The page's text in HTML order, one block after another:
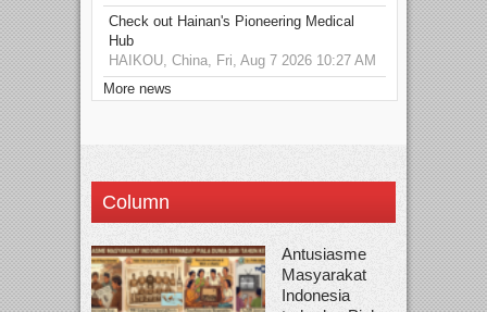
Check out Hainan's Pioneering Medical
Hub
HAIKOU, China, Fri, Aug 7 2026 10:27 AM
More news
Column
Antusiasme
Masyarakat
Indonesia